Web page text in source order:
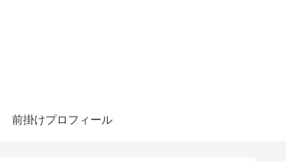
前掛けプロフィール